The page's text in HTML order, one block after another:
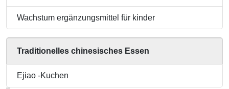
Wachstum ergänzungsmittel für kinder
Traditionelles chinesisches Essen
Ejiao -Kuchen